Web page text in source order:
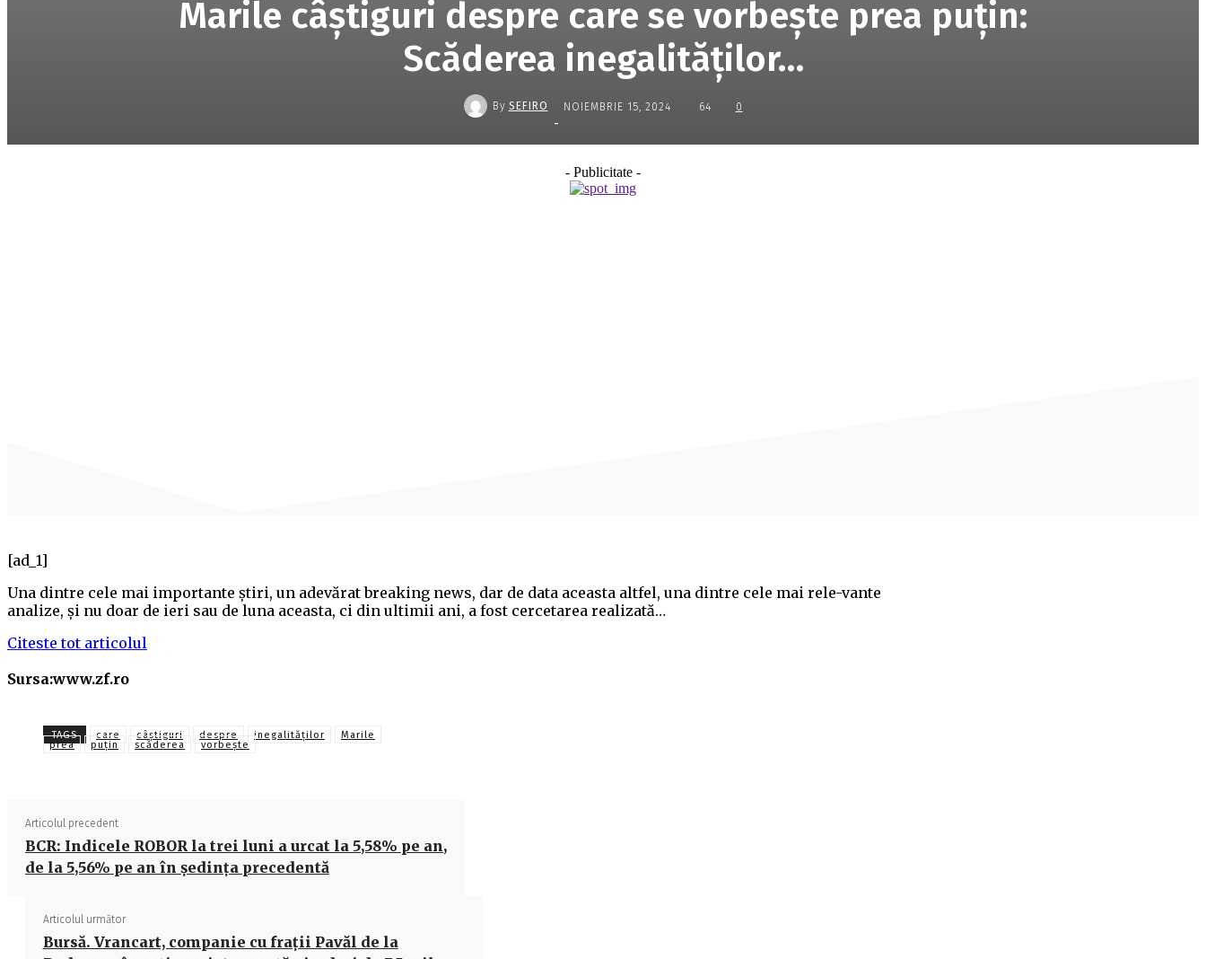
Marile câştiguri despre care se vorbeşte prea puţin:
Scăderea inegalităţilor…
By SEFIRO
-
NOIEMBRIE 15, 2024 64 0
- Publicitate -
[ad_1]
Una dintre cele mai importante ştiri, un adevărat breaking news, dar de data aceasta altfel, una dintre cele mai rele-vante
analize, şi nu doar de ieri sau de luna aceasta, ci din ultimii ani, a fost cercetarea realizată…
Citeste tot articolul
Sursa:www.zf.ro
TAGS care câştiguri despre inegalităţilor
Marile
prea
puţin scăderea vorbeşte
Articolul precedent
BCR: Indicele ROBOR la trei luni a urcat la 5,58% pe an,
de la 5,56% pe an în şedinţa precedentă
Articolul următor
Bursă. Vrancart, companie cu fraţii Pavăl de la